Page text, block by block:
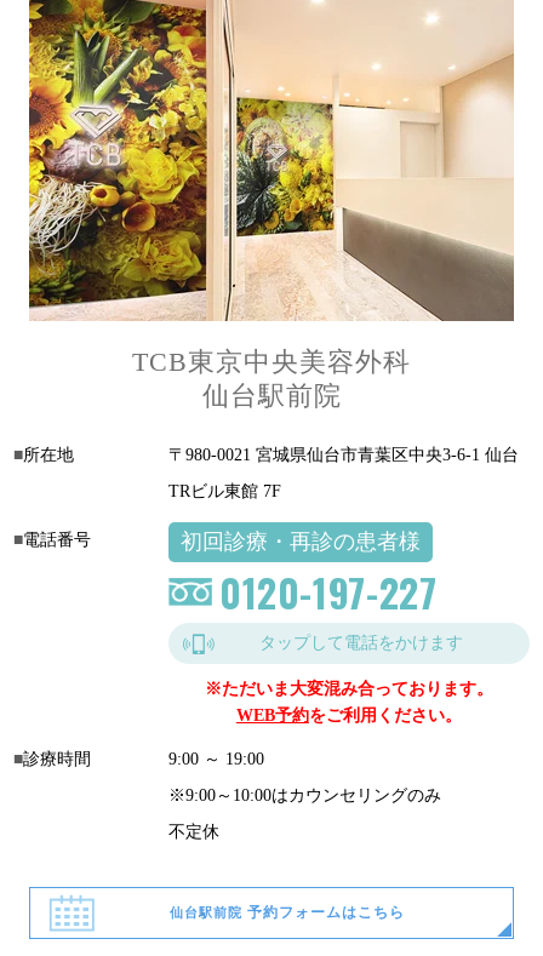
TCB東京中央美容外科
仙台駅前院
所在地
〒980-0021 宮城県仙台市青葉区中央3-6-1 仙台
TRビル東館 7F
電話番号 初回診療・再診の患者様
0120-197-227
タップして電話をかけます
※ただいま大変混み合っております。
WEB予約をご利用ください。
診療時間
9:00 ～ 19:00
※9:00～10:00はカウンセリングのみ
不定休
仙台駅前院 予約フォームはこちら